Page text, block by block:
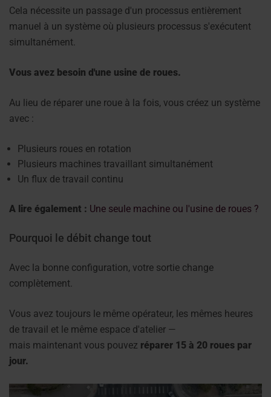
Cela nécessite un passage d'un processus entièrement
manuel à un système où plusieurs processus s'exécutent
simultanément.
Vous avez besoin d'une usine de roues.
Au lieu de réparer une roue à la fois, vous créez un système
avec :
Plusieurs roues en rotation
Plusieurs machines travaillant simultanément
Un flux de travail continu
A lire également : Une seule machine ou l'usine de roues ?
Pourquoi le débit change tout
Avec la bonne configuration, votre sortie change
complètement.
Vous avez toujours le même opérateur, les mêmes heures
de travail et le même espace d'atelier —
mais maintenant vous pouvez réparer 15 à 20 roues par
jour.